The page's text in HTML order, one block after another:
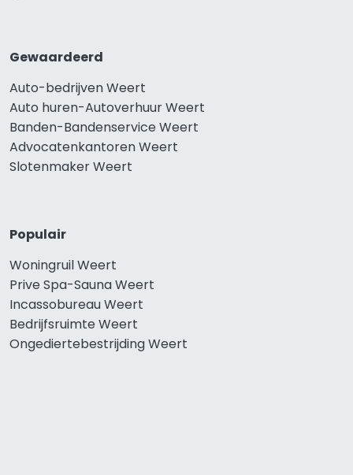
Gewaardeerd
Auto-bedrijven Weert
Auto huren-Autoverhuur Weert
Banden-Bandenservice Weert
Advocatenkantoren Weert
Slotenmaker Weert
Populair
Woningruil Weert
Prive Spa-Sauna Weert
Incassobureau Weert
Bedrijfsruimte Weert
Ongediertebestrijding Weert